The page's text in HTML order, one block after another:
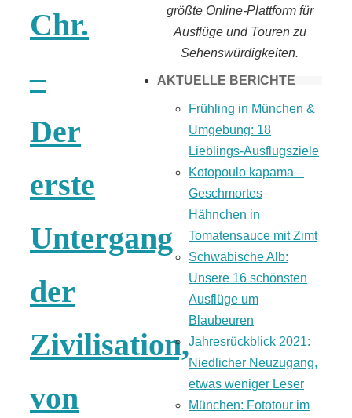
Chr.
–
Der
erste
Untergang
der
Zivilisation,
von
größte Online-Plattform für
Ausflüge und Touren zu
Sehenswürdigkeiten.
AKTUELLE BERICHTE
Frühling in München &
Umgebung: 18
Lieblings-Ausflugsziele
Kotopoulo kapama –
Geschmortes
Hähnchen in
Tomatensauce mit Zimt
Schwäbische Alb:
Unsere 16 schönsten
Ausflüge um
Blaubeuren
Jahresrückblick 2021:
Niedlicher Neuzugang,
etwas weniger Leser
München: Fototour im